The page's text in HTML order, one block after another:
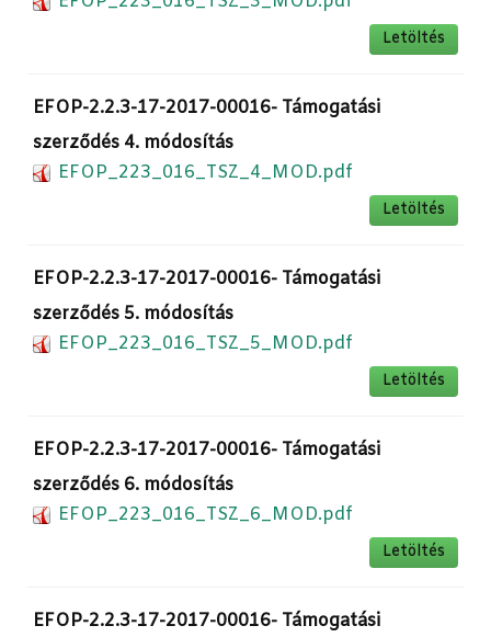
Letöltés
EFOP-2.2.3-17-2017-00016- Támogatási
szerződés 4. módosítás
EFOP_223_016_TSZ_4_MOD.pdf
Letöltés
EFOP-2.2.3-17-2017-00016- Támogatási
szerződés 5. módosítás
EFOP_223_016_TSZ_5_MOD.pdf
Letöltés
EFOP-2.2.3-17-2017-00016- Támogatási
szerződés 6. módosítás
EFOP_223_016_TSZ_6_MOD.pdf
Letöltés
EFOP-2.2.3-17-2017-00016- Támogatási